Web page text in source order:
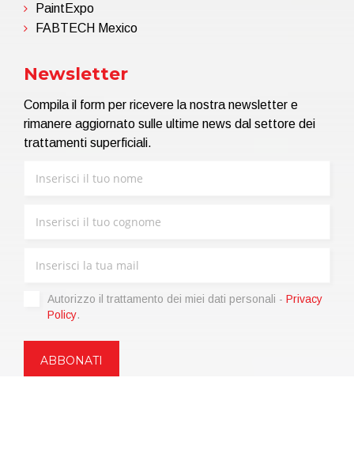
PaintExpo
FABTECH Mexico
Newsletter
Compila il form per ricevere la nostra newsletter e
rimanere aggiornato sulle ultime news dal settore dei
trattamenti superficiali.
Autorizzo il trattamento dei miei dati personali - Privacy
Policy.